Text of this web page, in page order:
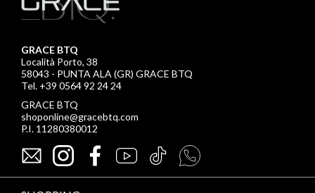
GRACE BTQ
Località Porto, 38
58043 - PUNTA ALA (GR) GRACE BTQ
Tel. +39 0564 92 24 24
GRACE BTQ
shoponline@gracebtq.com
P.I. 11280380012